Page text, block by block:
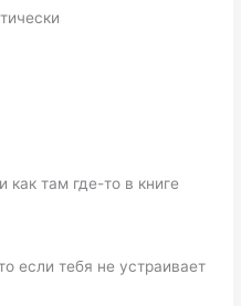
как там где-то в книге
если тебя не устраивает